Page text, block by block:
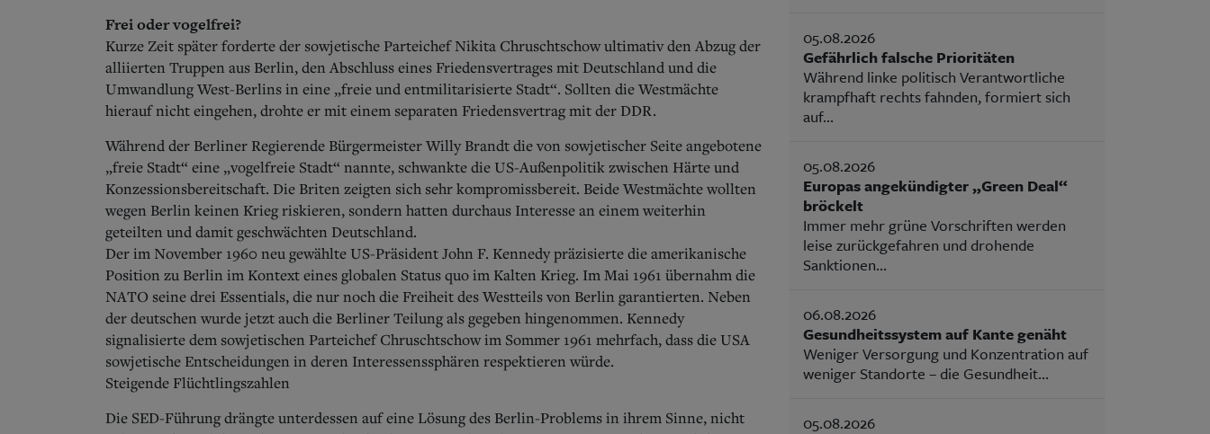
Frei oder vogelfrei?
Kurze Zeit später forderte der sowjetische Parteichef Nikita Chruschtschow ultimativ den Abzug der
alliierten Truppen aus Berlin, den Abschluss eines Friedensvertrages mit Deutschland und die
Umwandlung West-Berlins in eine „freie und entmilitarisierte Stadt“. Sollten die Westmächte
hierauf nicht eingehen, drohte er mit einem separaten Friedensvertrag mit der DDR.
Während der Berliner Regierende Bürgermeister Willy Brandt die von sowjetischer Seite angebotene
„freie Stadt“ eine „vogelfreie Stadt“ nannte, schwankte die US-Außenpolitik zwischen Härte und
Konzessionsbereitschaft. Die Briten zeigten sich sehr kompromissbereit. Beide Westmächte wollten
wegen Berlin keinen Krieg riskieren, sondern hatten durchaus Interesse an einem weiterhin
geteilten und damit geschwächten Deutschland.
Der im November 1960 neu gewählte US-Präsident John F. Kennedy präzisierte die amerikanische
Position zu Berlin im Kontext eines globalen Status quo im Kalten Krieg. Im Mai 1961 übernahm die
NATO seine drei Essentials, die nur noch die Freiheit des Westteils von Berlin garantierten. Neben
der deutschen wurde jetzt auch die Berliner Teilung als gegeben hingenommen. Kennedy
signalisierte dem sowjetischen Parteichef Chruschtschow im Sommer 1961 mehrfach, dass die USA
sowjetische Entscheidungen in deren Interessenssphären respektieren würde.
Steigende Flüchtlingszahlen
Die SED-Führung drängte unterdessen auf eine Lösung des Berlin-Problems in ihrem Sinne, nicht
05.08.2026
Gefährlich falsche Prioritäten
Während linke politisch Verantwortliche
krampfhaft rechts fahnden, formiert sich
auf...
05.08.2026
Europas angekündigter „Green Deal“
bröckelt
Immer mehr grüne Vorschriften werden
leise zurückgefahren und drohende
Sanktionen...
06.08.2026
Gesundheitssystem auf Kante genäht
Weniger Versorgung und Konzentration auf
weniger Standorte – die Gesundheit...
05.08.2026